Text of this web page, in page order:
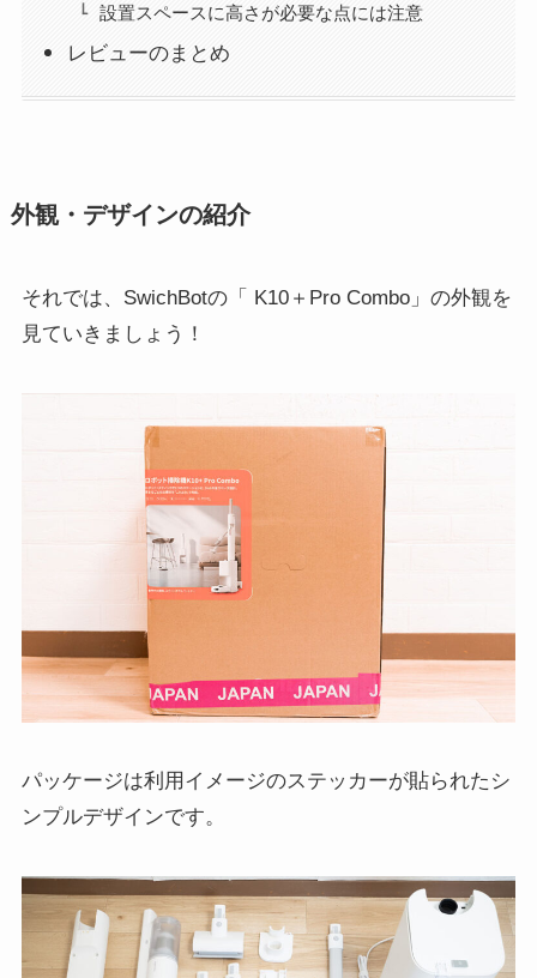
設置スペースに高さが必要な点には注意
レビューのまとめ
外観・デザインの紹介
それでは、SwichBotの「 K10＋Pro Combo」の外観を
見ていきましょう！
パッケージは利用イメージのステッカーが貼られたシ
ンプルデザインです。